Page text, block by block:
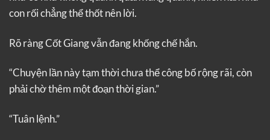
con rối chẳng thể thốt nên lời.
Rõ ràng Cốt Giang vẫn đang khống chế hắn.
“Chuyện lần này tạm thời chưa thể công bố rộng rãi, còn
phải chờ thêm một đoạn thời gian.”
“Tuân lệnh.”